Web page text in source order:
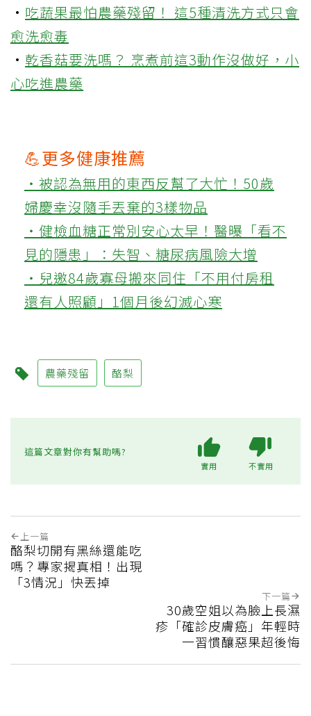
· 吃蔬果最怕農藥殘留！ 這5種清洗方式只會
愈洗愈毒
· 乾香菇要洗嗎？ 烹煮前這3動作沒做好，小
心吃進農藥
💪更多健康推薦
‧被認為無用的東西反幫了大忙！50歲
婦慶幸沒隨手丟棄的3樣物品
‧健檢血糖正常別安心太早！醫曝「看不
見的隱患」：失智、糖尿病風險大增
‧兒邀84歲寡母搬來同住「不用付房租
還有人照顧」1個月後幻滅心寒
農藥殘留 酪梨
這篇文章對你有幫助嗎?
實用 不實用
上一篇
酪梨切開有黑絲還能吃
嗎？專家揭真相！出現
「3情況」快丟掉
下一篇
30歲空姐以為臉上長濕
疹「確診皮膚癌」年輕時
一習慣釀惡果超後悔